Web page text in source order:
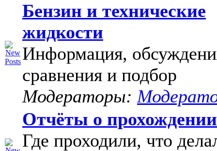
Бензин и технические
жидкости
Информация,
сравнения и подбор
Модераторы:
Отчёты о
Где проходили, что